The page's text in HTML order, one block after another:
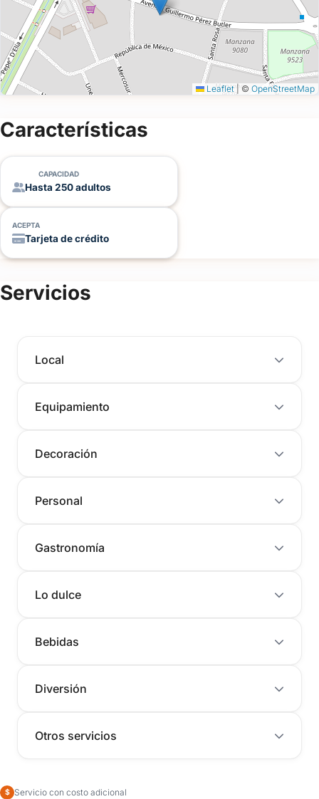
Leaflet | © OpenStreetMap
Características
CAPACIDAD
Hasta 250 adultos
ACEPTA
Tarjeta de crédito
Servicios
Local
Equipamiento
Decoración
Personal
Gastronomía
Lo dulce
Bebidas
Diversión
Otros servicios
$ Servicio con costo adicional